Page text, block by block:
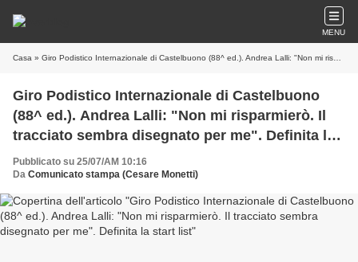
MENU
Casa » Giro Podistico Internazionale di Castelbuono (88^ ed.). Andrea Lalli: "Non mi risparmierò. Il tracciato sembra disegnato per me". Definita la start list
Giro Podistico Internazionale di Castelbuono
(88^ ed.). Andrea Lalli: "Non mi risparmierò. Il
tracciato sembra disegnato per me". Definita la
start list
Pubblicato su 25/07/AM 10:16
Da Comunicato stampa (Cesare Monetti)